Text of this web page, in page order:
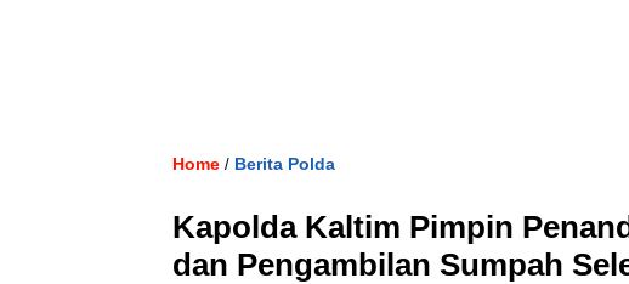
Home / Berita Polda
Kapolda Kaltim Pimpin
dan Pengambilan Sumpah